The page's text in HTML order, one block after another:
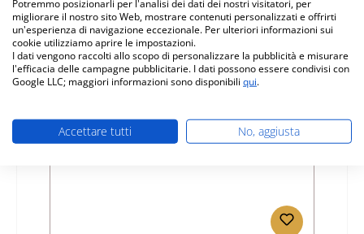
Dettagli
Potremmo posizionarli per l'analisi dei dati dei nostri visitatori, per
migliorare il nostro sito Web, mostrare contenuti personalizzati e offrirti
un'esperienza di navigazione eccezionale. Per ulteriori informazioni sui
cookie utilizziamo aprire le impostazioni.
I dati vengono raccolti allo scopo di personalizzare la pubblicità e misurare
l'efficacia delle campagne pubblicitarie. I dati possono essere condivisi con
Google LLC; maggiori informazioni sono disponibili qui.
Accettare tutti No, aggiusta